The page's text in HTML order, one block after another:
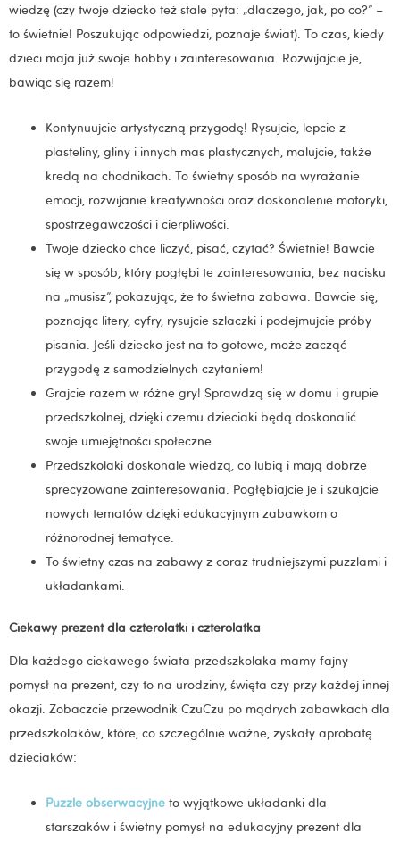
wiedzę (czy twoje dziecko też stale pyta: „dlaczego, jak, po co?” –
to świetnie! Poszukując odpowiedzi, poznaje świat). To czas, kiedy
dzieci maja już swoje hobby i zainteresowania. Rozwijajcie je,
bawiąc się razem!
Kontynuujcie artystyczną przygodę! Rysujcie, lepcie z
plasteliny, gliny i innych mas plastycznych, malujcie, także
kredą na chodnikach. To świetny sposób na wyrażanie
emocji, rozwijanie kreatywności oraz doskonalenie motoryki,
spostrzegawczości i cierpliwości.
Twoje dziecko chce liczyć, pisać, czytać? Świetnie! Bawcie
się w sposób, który pogłębi te zainteresowania, bez nacisku
na „musisz”, pokazując, że to świetna zabawa. Bawcie się,
poznając litery, cyfry, rysujcie szlaczki i podejmujcie próby
pisania. Jeśli dziecko jest na to gotowe, może zacząć
przygodę z samodzielnych czytaniem!
Grajcie razem w różne gry! Sprawdzą się w domu i grupie
przedszkolnej, dzięki czemu dzieciaki będą doskonalić
swoje umiejętności społeczne.
Przedszkolaki doskonale wiedzą, co lubią i mają dobrze
sprecyzowane zainteresowania. Pogłębiajcie je i szukajcie
nowych tematów dzięki edukacyjnym zabawkom o
różnorodnej tematyce.
To świetny czas na zabawy z coraz trudniejszymi puzzlami i
układankami.
Ciekawy prezent dla czterolatki i czterolatka
Dla każdego ciekawego świata przedszkolaka mamy fajny
pomysł na prezent, czy to na urodziny, święta czy przy każdej innej
okazji. Zobaczcie przewodnik CzuCzu po mądrych zabawkach dla
przedszkolaków, które, co szczególnie ważne, zyskały aprobatę
dzieciaków:
Puzzle obserwacyjne to wyjątkowe układanki dla
starszaków i świetny pomysł na edukacyjny prezent dla